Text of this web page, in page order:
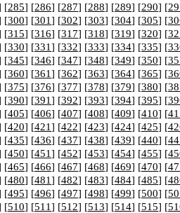
[285] [286] [287] [288] [289] [290] [
[300] [301] [302] [303] [304] [305] [
[315] [316] [317] [318] [319] [320] [
[330] [331] [332] [333] [334] [335] [
[345] [346] [347] [348] [349] [350] [
[360] [361] [362] [363] [364] [365] [
[375] [376] [377] [378] [379] [380] [
[390] [391] [392] [393] [394] [395] [
[405] [406] [407] [408] [409] [410] [
[420] [421] [422] [423] [424] [425] [
[435] [436] [437] [438] [439] [440] [
[450] [451] [452] [453] [454] [455] [
[465] [466] [467] [468] [469] [470] [
[480] [481] [482] [483] [484] [485] [
[495] [496] [497] [498] [499] [500] [
[510] [511] [512] [513] [514] [515] [